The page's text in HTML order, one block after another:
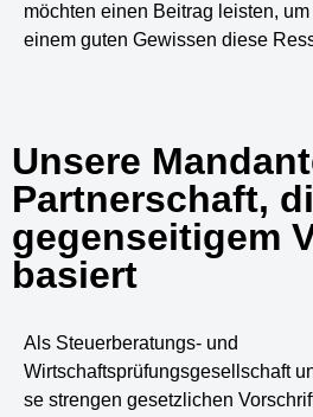
möchten einen Beitrag leisten,
einem guten Gewissen diese
Unsere
Partnerschaft,
gegenseitigem
basiert
Als Steuerberatungs- und
Wirtschaftsprüfungsgesellschaft
se strengen gesetzlichen